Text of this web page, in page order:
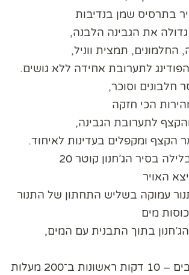
בתרסיס שמן בנדיבות
את הגבינה הלבנה,
תמצית ווניל,
לתערובת אחידה ללא גושים.
חלבונים וסוכר,
לתערובת הגבינה,
הקצף ומקפלים בעדינות לאיחוד.
בסיר הג’חנון קוטר 20
האויר
עמוקה בשליש התחתון של התנור
בתוך התבנית עם המים,
אופים בשני שלבים – 10 דקות ראשונות ב־200 מעלות